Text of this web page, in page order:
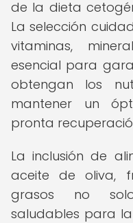
de la dieta
La selección
vitaminas,
esencial para
obtengan los
mantener un
pronta
La inclusión de
aceite de oliva,
grasos no
saludables para